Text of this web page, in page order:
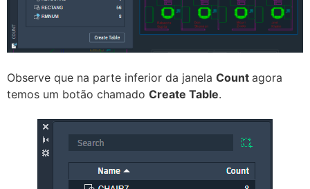
Observe que na parte inferior da janela Count agora
temos um botão chamado Create Table.